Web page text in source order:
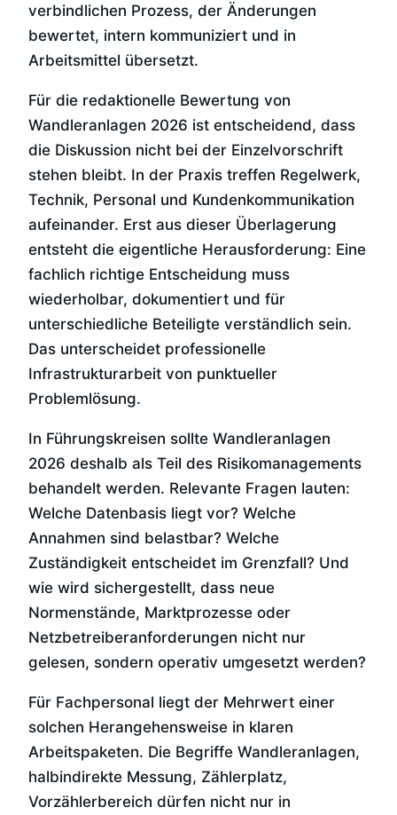
verbindlichen Prozess, der Änderungen
bewertet, intern kommuniziert und in
Arbeitsmittel übersetzt.
Für die redaktionelle Bewertung von
Wandleranlagen 2026 ist entscheidend, dass
die Diskussion nicht bei der Einzelvorschrift
stehen bleibt. In der Praxis treffen Regelwerk,
Technik, Personal und Kundenkommunikation
aufeinander. Erst aus dieser Überlagerung
entsteht die eigentliche Herausforderung: Eine
fachlich richtige Entscheidung muss
wiederholbar, dokumentiert und für
unterschiedliche Beteiligte verständlich sein.
Das unterscheidet professionelle
Infrastrukturarbeit von punktueller
Problemlösung.
In Führungskreisen sollte Wandleranlagen
2026 deshalb als Teil des Risikomanagements
behandelt werden. Relevante Fragen lauten:
Welche Datenbasis liegt vor? Welche
Annahmen sind belastbar? Welche
Zuständigkeit entscheidet im Grenzfall? Und
wie wird sichergestellt, dass neue
Normenstände, Marktprozesse oder
Netzbetreiberanforderungen nicht nur
gelesen, sondern operativ umgesetzt werden?
Für Fachpersonal liegt der Mehrwert einer
solchen Herangehensweise in klaren
Arbeitspaketen. Die Begriffe Wandleranlagen,
halbindirekte Messung, Zählerplatz,
Vorzählerbereich dürfen nicht nur in